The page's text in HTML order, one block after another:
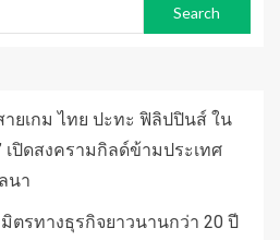
ายเกม ไทย ปะทะ ฟิลิปปินส์ ใน
เปิดสงครามกิลด์ข้ามประเทศ
นา
มิตรทางธุรกิจยาวนานกว่า 20 ปี